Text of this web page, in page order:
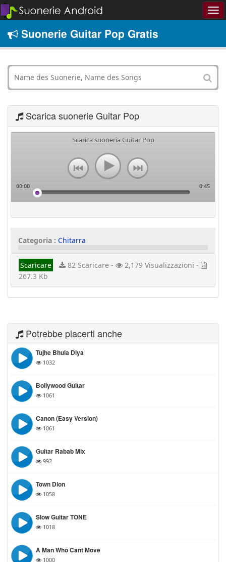
Suonerie Guitar Pop Gratis
Scarica suonerie Guitar Pop
Scarica suoneria Guitar Pop
00:00 0:45
Categoria : Chitarra
Scaricare 82 Scaricare -
2,179 Visualizzazioni -
267.3 Kb
Potrebbe piacerti anche
Tujhe Bhula Diya
1032
Bollywood Guitar
1061
Canon (easy Version)
1061
Guitar Rabab Mix
992
Town Dion
1058
Slow Guitar TONE
1018
A Man Who Cant Move
1000